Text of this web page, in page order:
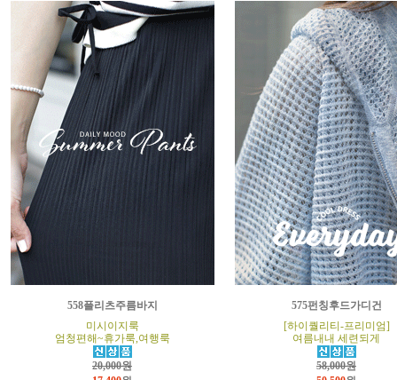
558플리츠주름바지
미시이지룩
엄청편해~휴가룩,여행룩
20,000원
575펀칭후드가디건
[하이퀄리티-프리미엄]
여름내내 세련되게
58,000원